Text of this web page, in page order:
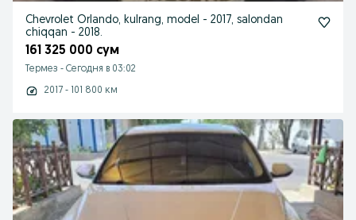
Chevrolet Orlando, kulrang, model - 2017, salondan
chiqqan - 2018.
161 325 000 сум
Термез - Сегодня в 03:02
2017 - 101 800 км